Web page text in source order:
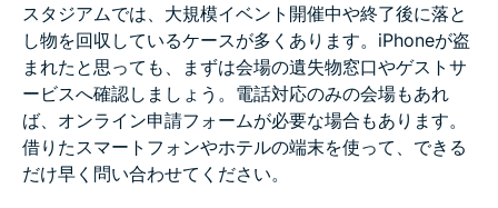
スタジアムでは、大規模イベント開催中や終了後に落と
し物を回収しているケースが多くあります。iPhoneが盗
まれたと思っても、まずは会場の遺失物窓口やゲストサ
ービスへ確認しましょう。電話対応のみの会場もあれ
ば、オンライン申請フォームが必要な場合もあります。
借りたスマートフォンやホテルの端末を使って、できる
だけ早く問い合わせてください。